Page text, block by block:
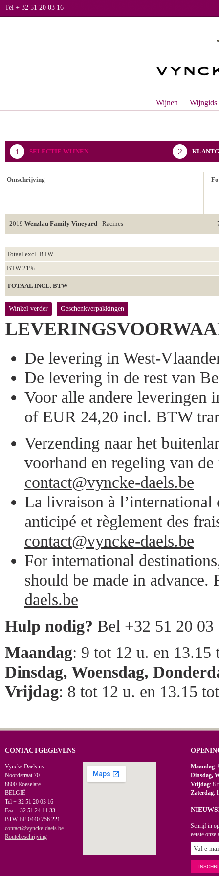
Tel + 32 51 20 03 16
Wijnen Wijngids
SELECTIE WIJNEN
Omschrijving
2019 Wenzlau Family Vineyard - Racines
Totaal excl. BTW
BTW 21%
TOTAAL INCL. BTW
Winkel verder Geschenkverpakkingen
De levering in West-
De levering in de rest van
Voor alle andere
of EUR 24,20 incl. BTW
Verzending naar het
voorhand en regeling van
contact@vyncke-daels.be
La livraison à l’international
anticipé et règlement des
contact@vyncke-daels.be
For international
should be made in advance.
daels.be
Hulp nodig? Bel +32 51 20 03
Maandag: 9 tot 12 u. en 13.15
Dinsdag, Woensdag,
Vrijdag: 8 tot 12 u. en 13.15
CONTACTGEGEVENS
Vyncke Daels nv
Noordstraat 70
8800 Roeselare
BELGIË
Tel + 32 51 20 03 16
Fax + 32 51 24 11 33
BTW BE 0440 756 221
contact@vyncke-daels.be
Routebeschrijving
Maandag:
Dinsdag,
Vrijdag: 8
Zaterdag:
Schrijf in
eerste onze